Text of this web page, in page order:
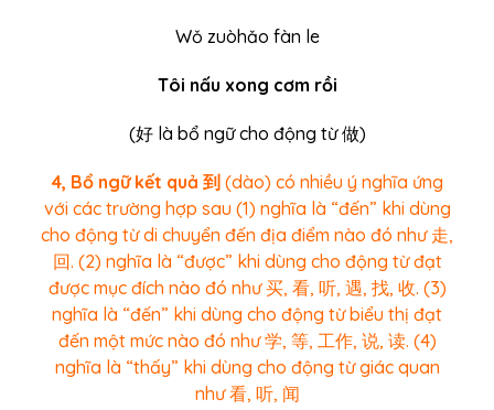
Wǒ zuòhǎo fàn le
Tôi nấu xong cơm rồi
(好là bổ ngữ cho động từ 做)
4, Bổ ngữ kết quả 到 (dào) có nhiều ý nghĩa ứng
với các trường hợp sau (1) nghĩa là “đến” khi dùng
cho động từ di chuyển đến địa điểm nào đó như 走,
回. (2) nghĩa là “được” khi dùng cho động từ đạt
được mục đích nào đó như 买, 看, 听, 遇, 找, 收. (3)
nghĩa là “đến” khi dùng cho động từ biểu thị đạt
đến một mức nào đó như 学, 等, 工作, 说, 读. (4)
nghĩa là “thấy” khi dùng cho động từ giác quan
như 看, 听, 闻